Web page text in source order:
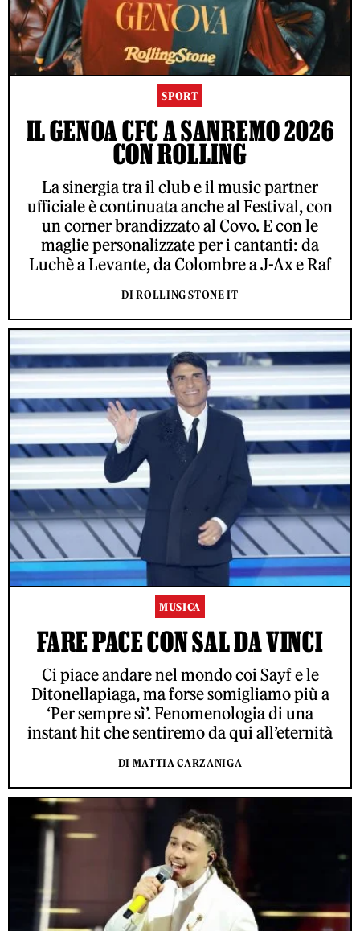
SPORT
IL GENOA CFC A SANREMO 2026
CON ROLLING
La sinergia tra il club e il music partner
ufficiale è continuata anche al Festival, con
un corner brandizzato al Covo. E con le
maglie personalizzate per i cantanti: da
Luchè a Levante, da Colombre a J-Ax e Raf
DI ROLLING STONE IT
MUSICA
FARE PACE CON SAL DA VINCI
Ci piace andare nel mondo coi Sayf e le
Ditonellapiaga, ma forse somigliamo più a
‘Per sempre sì’. Fenomenologia di una
instant hit che sentiremo da qui all’eternità
DI MATTIA CARZANIGA